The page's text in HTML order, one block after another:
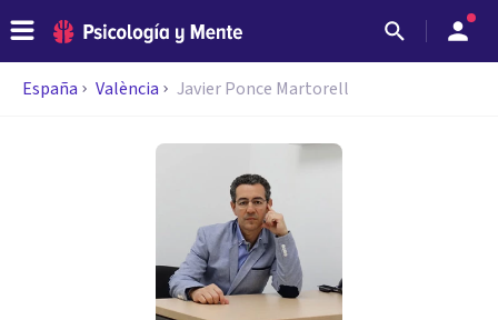
España València Javier Ponce Martorell